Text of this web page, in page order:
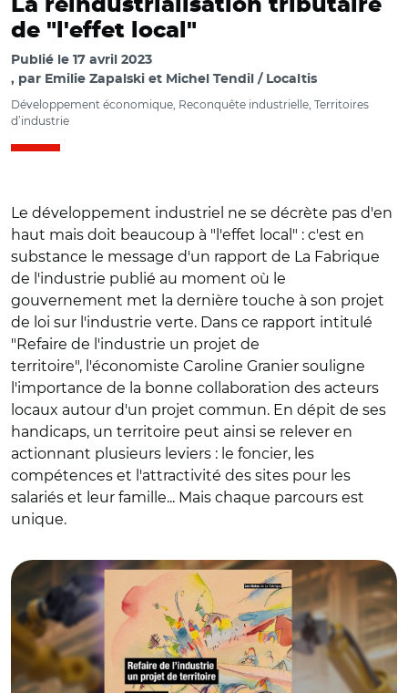
La réindustrialisation tributaire
de "l'effet local"
Publié le 17 avril 2023
par Emilie Zapalski et Michel Tendil / Localtis
Développement économique, Reconquête industrielle, Territoires
d’industrie
Le développement industriel ne se décrète pas d'en
haut mais doit beaucoup à "l'effet local" : c'est en
substance le message d'un rapport de La Fabrique
de l'industrie publié au moment où le
gouvernement met la dernière touche à son projet
de loi sur l'industrie verte. Dans ce rapport intitulé
"Refaire de l'industrie un projet de
territoire", l'économiste Caroline Granier souligne
l'importance de la bonne collaboration des acteurs
locaux autour d'un projet commun. En dépit de ses
handicaps, un territoire peut ainsi se relever en
actionnant plusieurs leviers : le foncier, les
compétences et l'attractivité des sites pour les
salariés et leur famille... Mais chaque parcours est
unique.